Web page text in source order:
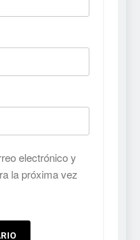
electrónico y
la próxima vez